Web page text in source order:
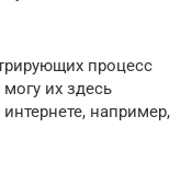
процесс
их здесь
например,